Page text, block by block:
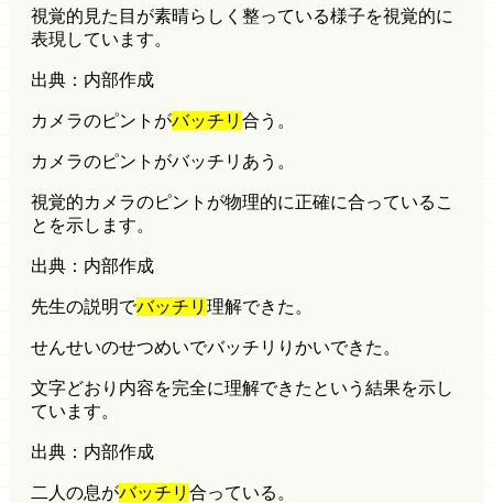
視覚的 見た目が素晴らしく整っている様子を視覚的に
表現しています。
出典：内部作成
カメラのピントがバッチリ 合う。
カメラのピントがバッチリあう。
視覚的カメラのピントが物理的に正確に合っているこ
とを示します。
出典：内部作成
先生の説明でバッチリ 理解できた。
せんせいのせつめいでバッチリりかいできた。
文字どおり 内容を完全に理解できたという結果を示し
ています。
出典：内部作成
二人の息がバッチリ 合っている。